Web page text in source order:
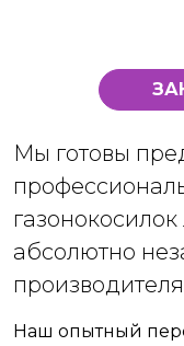
Мы готовы
абсолютно
Наш опытный